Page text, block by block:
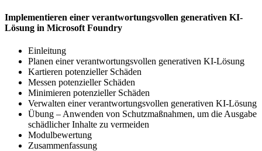
Implementieren einer verantwortungsvollen generativen KI-
Lösung in Microsoft Foundry
Einleitung
Planen einer verantwortungsvollen generativen KI-Lösung
Kartieren potenzieller Schäden
Messen potenzieller Schäden
Minimieren potenzieller Schäden
Verwalten einer verantwortungsvollen generativen KI-Lösung
Übung – Anwenden von Schutzmaßnahmen, um die Ausgabe
schädlicher Inhalte zu vermeiden
Modulbewertung
Zusammenfassung